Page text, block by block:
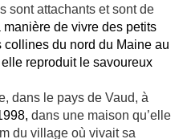
sont attachants et sont de
de vivre des petits
du nord du Maine au
reproduit le savoureux
dans le pays de Vaud, à
dans une maison qu’elle
du village où vivait sa